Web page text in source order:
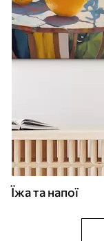
Їжа та напої